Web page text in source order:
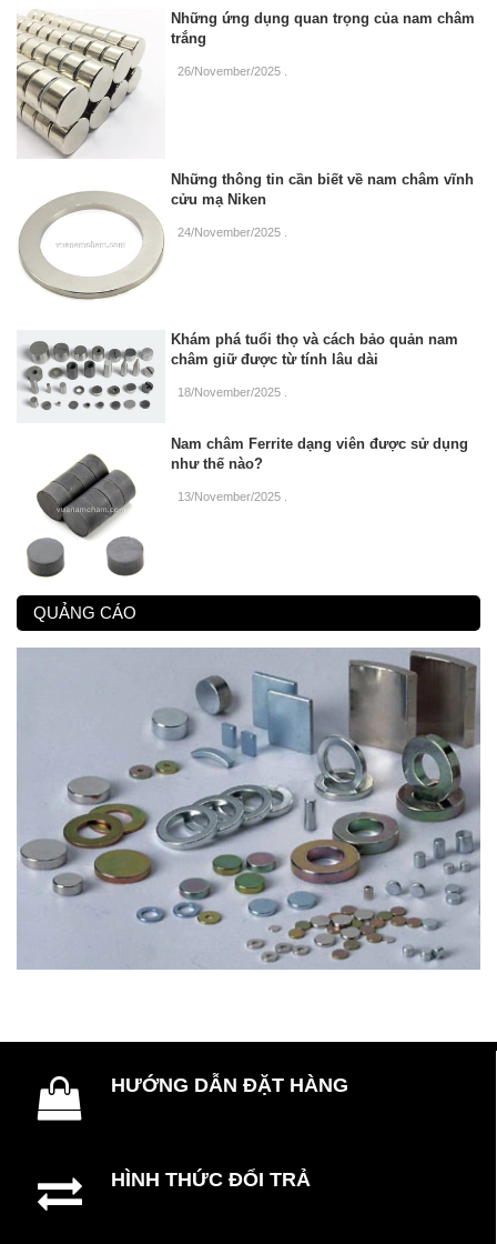
Những ứng dụng quan trọng của nam châm
trắng
26/November/2025
Những thông tin cần biết về nam châm vĩnh
cửu mạ Niken
24/November/2025
Khám phá tuổi thọ và cách bảo quản nam
châm giữ được từ tính lâu dài
18/November/2025
Nam châm Ferrite dạng viên được sử dụng
như thế nào?
13/November/2025
QUẢNG CÁO
HƯỚNG DẪN ĐẶT HÀNG
HÌNH THỨC ĐỔI TRẢ